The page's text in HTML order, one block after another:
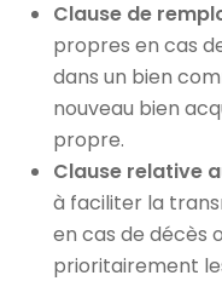
Clause de
propres en cas
dans un bien
nouveau bien
propre.
Clause relative
à faciliter la
en cas de décès
prioritairement